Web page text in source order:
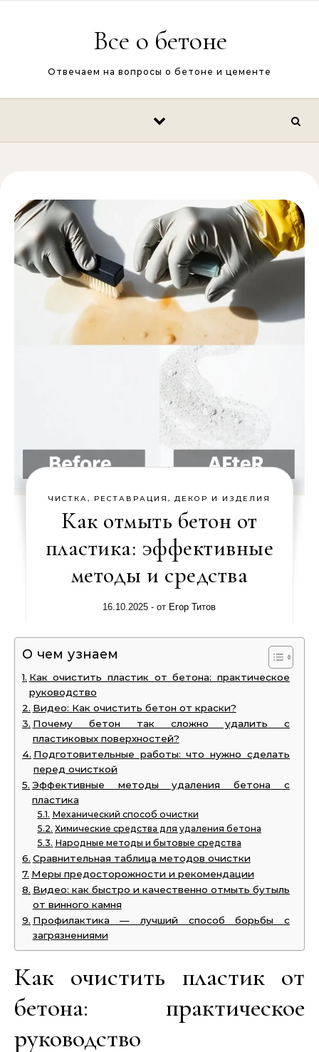
Все о бетоне
Отвечаем на вопросы о бетоне и цементе
ЧИСТКА, РЕСТАВРАЦИЯ, ДЕКОР И ИЗДЕЛИЯ
Как отмыть бетон от
пластика: эффективные
методы и средства
16.10.2025 - от Егор Титов
О чем узнаем
Как очистить пластик от бетона: практическое
руководство
Видео: Как очистить бетон от краски?
Почему бетон так сложно удалить с
пластиковых поверхностей?
Подготовительные работы: что нужно сделать
перед очисткой
Эффективные методы удаления бетона с
пластика
Механический способ очистки
Химические средства для удаления бетона
Народные методы и бытовые средства
Сравнительная таблица методов очистки
Меры предосторожности и рекомендации
Видео: как быстро и качественно отмыть бутыль
от винного камня
Профилактика — лучший способ борьбы с
загрязнениями
Как очистить пластик от
бетона: практическое
руководство